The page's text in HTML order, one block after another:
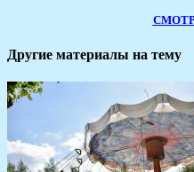
Другие материалы на тему